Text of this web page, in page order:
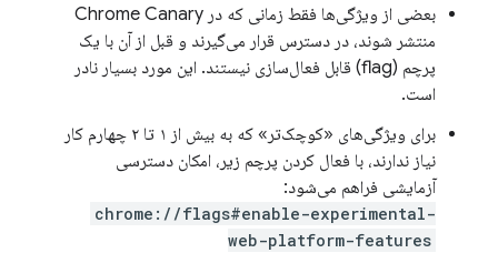
بعضی از ویژگی‌ها فقط زمانی که در Chrome Canary
منتشر شوند، در دسترس قرار می‌گیرند و قبل از آن با یک
پرچم (flag) قابل فعال‌سازی نیستند. این مورد بسیار نادر
است.
برای ویژگی‌های «کوچک‌تر» که به بیش از ۱ تا ۲ چهارم کار
نیاز ندارند، با فعال کردن پرچم زیر، امکان دسترسی
آزمایشی فراهم می‌شود:
chrome://flags#enable-experimental-
web-platform-features